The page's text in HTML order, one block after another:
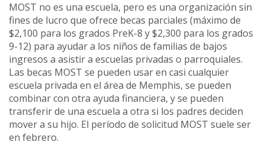
MOST no es una escuela, pero es una organización sin
fines de lucro que ofrece becas parciales (máximo de
$2,100 para los grados PreK-8 y $2,300 para los grados
9-12) para ayudar a los niños de familias de bajos
ingresos a asistir a escuelas privadas o parroquiales.
Las becas MOST se pueden usar en casi cualquier
escuela privada en el área de Memphis, se pueden
combinar con otra ayuda financiera, y se pueden
transferir de una escuela a otra si los padres deciden
mover a su hijo. El período de solicitud MOST suele ser
en febrero.